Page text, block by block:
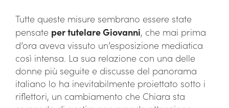
Tutte queste misure sembrano essere state
pensate per tutelare Giovanni, che mai prima
d’ora aveva vissuto un’esposizione mediatica
così intensa. La sua relazione con una delle
donne più seguite e discusse del panorama
italiano lo ha inevitabilmente proiettato sotto i
riflettori, un cambiamento che Chiara sta